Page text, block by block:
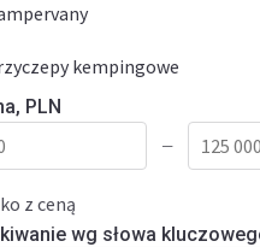
kempingowe
PLN
—
z ceną
wg słowa